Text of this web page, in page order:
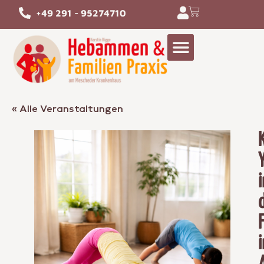
+49 291 - 95274710
« Alle Veranstaltungen